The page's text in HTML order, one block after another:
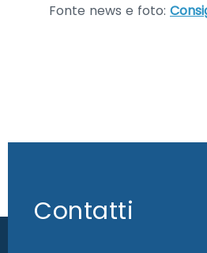
Fonte news e foto:
Contatti